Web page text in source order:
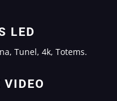
LED
Tunel, 4k, Totems.
VIDEO